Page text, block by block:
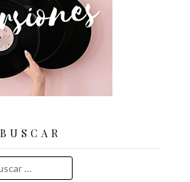
BUSCAR